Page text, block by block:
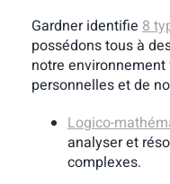
Gardner identifie 8
possédons tous à
notre
personnelles et de
Logico-
analyser et
complexes.